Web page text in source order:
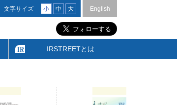
文字サイズ 小 中 大 English
IRSTREETとは